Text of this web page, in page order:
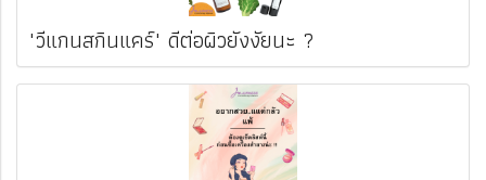
"วีแกนสกินแคร์" ดีต่อผิวยังงัยนะ ?